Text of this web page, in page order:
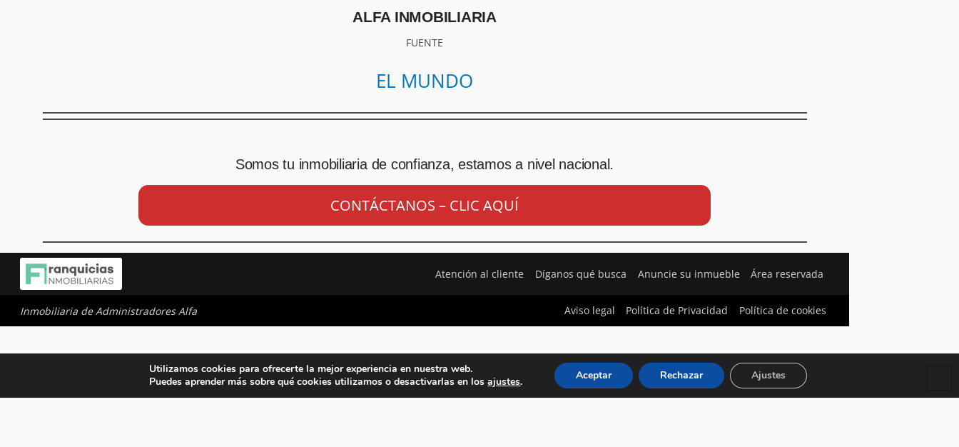
ALFA INMOBILIARIA
FUENTE
EL MUNDO
Somos tu inmobiliaria de confianza, estamos a nivel nacional.
CONTÁCTANOS – CLIC AQUÍ
Atención al cliente Díganos qué busca Anuncie su inmueble Área reservada
Inmobiliaria de Administradores Alfa Aviso legal Política de Privacidad Política de cookies
Utilizamos cookies para ofrecerte la mejor experiencia en nuestra web.
Puedes aprender más sobre qué cookies utilizamos o desactivarlas en losajustes. Aceptar Rechazar Ajustes